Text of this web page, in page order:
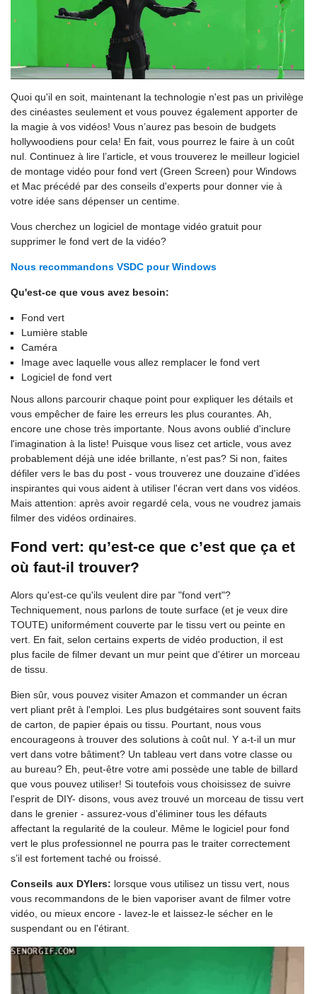
Quoi qu'il en soit, maintenant la technologie n'est pas un privilège
des cinéastes seulement et vous pouvez également apporter de
la magie à vos vidéos! Vous n’aurez pas besoin de budgets
hollywoodiens pour cela! En fait, vous pourrez le faire à un coût
nul. Continuez à lire l’article, et vous trouverez le meilleur logiciel
de montage vidéo pour fond vert (Green Screen) pour Windows
et Mac précédé par des conseils d'experts pour donner vie à
votre idée sans dépenser un centime.
Vous cherchez un logiciel de montage vidéo gratuit pour
supprimer le fond vert de la vidéo?
Nous recommandons VSDC pour Windows
Qu'est-ce que vous avez besoin:
Fond vert
Lumière stable
Caméra
Image avec laquelle vous allez remplacer le fond vert
Logiciel de fond vert
Nous allons parcourir chaque point pour expliquer les détails et
vous empêcher de faire les erreurs les plus courantes. Ah,
encore une chose très importante. Nous avons oublié d'inclure
l'imagination à la liste! Puisque vous lisez cet article, vous avez
probablement déjà une idée brillante, n’est pas? Si non, faites
défiler vers le bas du post - vous trouverez une douzaine d'idées
inspirantes qui vous aident à utiliser l'écran vert dans vos vidéos.
Mais attention: après avoir regardé cela, vous ne voudrez jamais
filmer des vidéos ordinaires.
Fond vert: qu’est-ce que c’est que ça et
où faut-il trouver?
Alors qu'est-ce qu'ils veulent dire par "fond vert"?
Techniquement, nous parlons de toute surface (et je veux dire
TOUTE) uniformément couverte par le tissu vert ou peinte en
vert. En fait, selon certains experts de vidéo production, il est
plus facile de filmer devant un mur peint que d'étirer un morceau
de tissu.
Bien sûr, vous pouvez visiter Amazon et commander un écran
vert pliant prêt à l'emploi. Les plus budgétaires sont souvent faits
de carton, de papier épais ou tissu. Pourtant, nous vous
encourageons à trouver des solutions à coût nul. Y a-t-il un mur
vert dans votre bâtiment? Un tableau vert dans votre classe ou
au bureau? Eh, peut-être votre ami possède une table de billard
que vous pouvez utiliser! Si toutefois vous choisissez de suivre
l'esprit de DIY- disons, vous avez trouvé un morceau de tissu vert
dans le grenier - assurez-vous d'éliminer tous les défauts
affectant la regularité de la couleur. Même le logiciel pour fond
vert le plus professionnel ne pourra pas le traiter correctement
s’il est fortement taché ou froissé.
Conseils aux DYIers: lorsque vous utilisez un tissu vert, nous
vous recommandons de le bien vaporiser avant de filmer votre
vidéo, ou mieux encore - lavez-le et laissez-le sécher en le
suspendant ou en l'étirant.